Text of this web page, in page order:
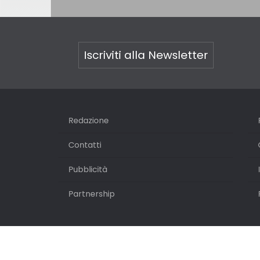
Iscriviti alla Newsletter
Redazione
Contatti
Pubblicità
Partnership